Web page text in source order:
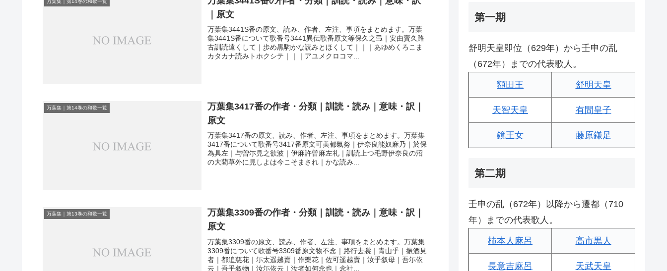
万葉集｜第14巻の和歌一覧
｜原文
万葉集3441S番の原文、読み、作者、左注、事項をまとめます。万葉
集3441S番について歌番号3441異伝歌番原文等保久之弖｜安由賣久路
古訓読遠くして｜歩め黒駒かな読みとほくして｜｜｜あゆめくろこま
カタカナ読みトホクシテ｜｜｜アユメクロコマ...
万葉集｜第14巻の和歌一覧
万葉集3417番の作者・分類｜訓読・読み｜意味・訳｜
原文
万葉集3417番の原文、読み、作者、左注、事項をまとめます。万葉集
3417番について歌番号3417番原文可美都氣努｜伊奈良能奴麻乃｜於保
為具左｜与曽尓見之欲波｜伊麻許曽麻左礼｜訓読上つ毛野伊奈良の沼
の大藺草外に見しよは今こそまされ｜かな読み...
万葉集｜第13巻の和歌一覧
万葉集3309番の作者・分類｜訓読・読み｜意味・訳｜
原文
万葉集3309番の原文、読み、作者、左注、事項をまとめます。万葉集
3309番について歌番号3309番原文物不念｜路行去裳｜青山乎｜振酒見
者｜都追慈花｜尓太遥越賣｜作樂花｜佐可遥越賣｜汝乎叙母｜吾尓依
云｜吾乎叙物｜汝尓依云｜汝者如何念也｜念社...
第一期
舒明天皇即位（629年）から壬申の乱
（672年）までの代表歌人。
額田王 舒明天皇
天智天皇 有間皇子
鏡王女 藤原鎌足
第二期
壬申の乱（672年）以降から遷都（710
年）までの代表歌人。
柿本人麻呂 高市黒人
長意吉麻呂 天武天皇